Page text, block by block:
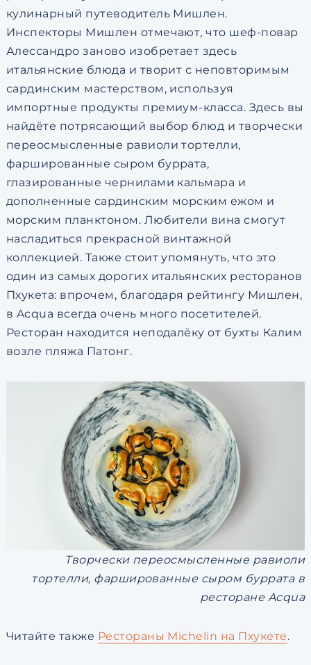
кулинарный путеводитель Мишлен.
Инспекторы Мишлен отмечают, что шеф-повар
Алессандро заново изобретает здесь
итальянские блюда и творит с неповторимым
сардинским мастерством, используя
импортные продукты премиум-класса. Здесь вы
найдёте потрясающий выбор блюд и творчески
переосмысленные равиоли тортелли,
фаршированные сыром буррата,
глазированные чернилами кальмара и
дополненные сардинским морским ежом и
морским планктоном. Любители вина смогут
насладиться прекрасной винтажной
коллекцией. Также стоит упомянуть, что это
один из самых дорогих итальянских ресторанов
Пхукета: впрочем, благодаря рейтингу Мишлен,
в Acqua всегда очень много посетителей.
Ресторан находится неподалёку от бухты Калим
возле пляжа Патонг.
Творчески переосмысленные равиоли
тортелли, фаршированные сыром буррата в
ресторане Acqua
Читайте также Рестораны Michelin на Пхукете.